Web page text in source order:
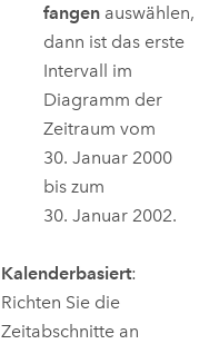
fangen auswählen,
dann ist das erste
Intervall im
Diagramm der
Zeitraum vom
30. Januar 2000
bis zum
30. Januar 2002.
Kalenderbasiert:
Richten Sie die
Zeitabschnitte an